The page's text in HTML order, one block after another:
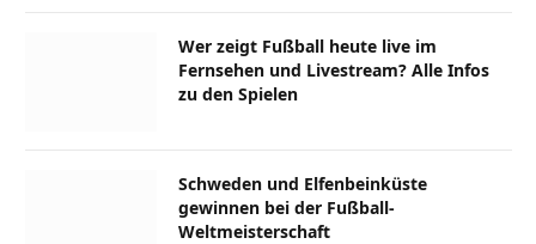
Wer zeigt Fußball heute live im
Fernsehen und Livestream? Alle Infos
zu den Spielen
Schweden und Elfenbeinküste
gewinnen bei der Fußball-
Weltmeisterschaft